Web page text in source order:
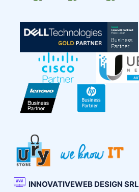
INNOVATIVEWEB DESIGN SRL